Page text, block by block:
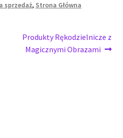
sprzedaż, Strona Główna
Następny
wpis:
Produkty Rękodzielnicze z
Magicznymi Obrazami